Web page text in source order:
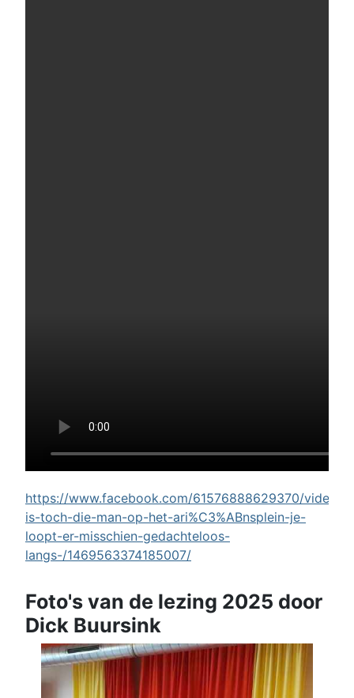
https://www.facebook.com/61576888629370/videos/
is-toch-die-man-op-het-ari%C3%ABnsplein-je-
loopt-er-misschien-gedachteloos-
langs-/1469563374185007/
Foto's van de lezing 2025 door
Dick Buursink